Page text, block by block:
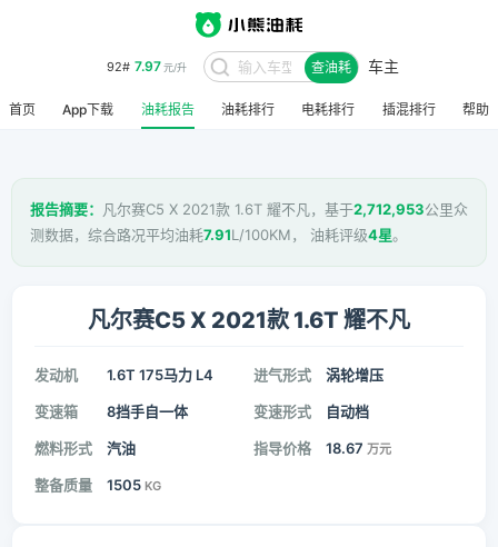
92# 7.97元/升 查油耗 车主
首页 App下载 油耗报告 油耗排行 电耗排行 插混排行 帮助
报告摘要： 凡尔赛C5 X 2021款 1.6T 耀不凡，基于2,712,953公里众
测数据，综合路况平均油耗7.91L/100KM， 油耗评级4星。
凡尔赛C5 X 2021款 1.6T 耀不凡
发动机 1.6T 175马力 L4 进气形式 涡轮增压
变速箱 8挡手自一体 变速形式 自动档
燃料形式 汽油 指导价格 18.67 万元
整备质量 1505 KG